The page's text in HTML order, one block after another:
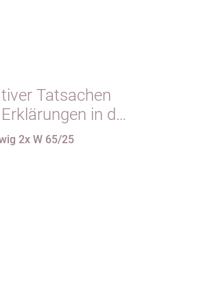
Tatsachen
in der
(hier:
2x W 65/25